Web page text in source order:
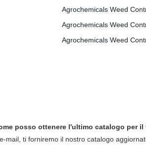
posso ottenere l'ultimo catalogo per
mail, ti forniremo il nostro catalogo